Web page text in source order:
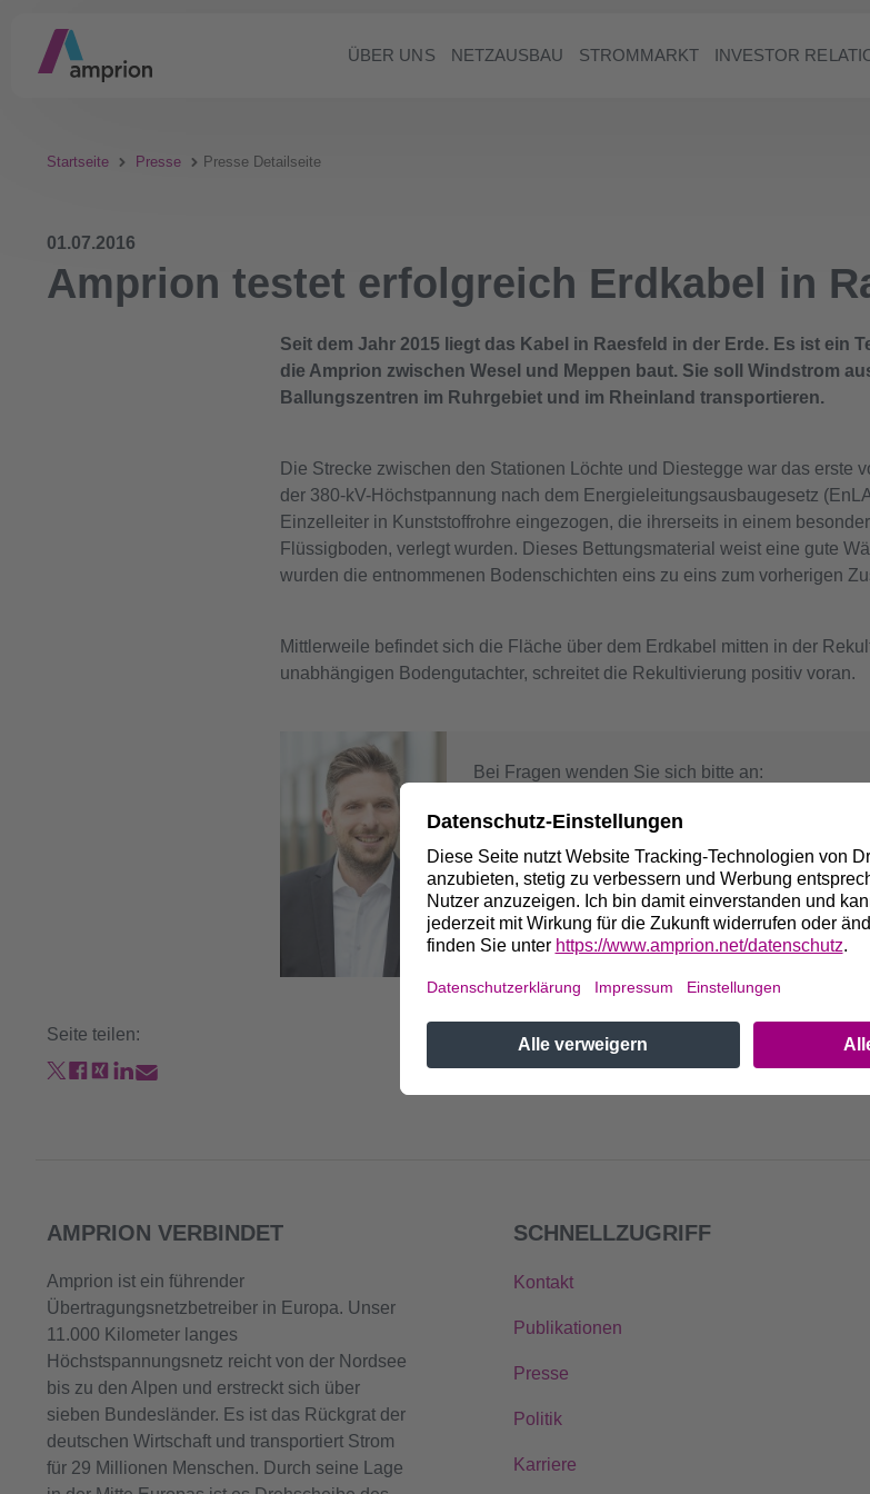
ÜBER UNS NETZAUSBAU STROMMARKT INVESTOR
Startseite Presse Presse Detailseite
01.07.2016
Amprion testet erfolgreich Erdkabel in
Seit dem Jahr 2015 liegt das Kabel in Raesfeld in der Erde. Es ist ein
die Amprion zwischen Wesel und Meppen baut. Sie soll Windstrom
Ballungszentren im Ruhrgebiet und im Rheinland transportieren.
Die Strecke zwischen den Stationen Löchte und Diestegge war das erste
der 380-kV-Höchstpannung nach dem Energieleitungsausbaugesetz
Einzelleiter in Kunststoffrohre eingezogen, die ihrerseits in einem
Flüssigboden, verlegt wurden. Dieses Bettungsmaterial weist eine gute
wurden die entnommenen Bodenschichten eins zu eins zum vorherigen
Mittlerweile befindet sich die Fläche über dem Erdkabel mitten in der
unabhängigen Bodengutachter, schreitet die Rekultivierung positiv voran.
Bei Fragen wenden Sie sich bitte an:
Jonas Knoop
Projektsprecher Hessen
+49 1525 4540968
Jonas.Knoop@amprion.net
Seite teilen:
AMPRION VERBINDET
Amprion ist ein führender
Übertragungsnetzbetreiber in Europa. Unser
11.000 Kilometer langes
Höchstspannungsnetz reicht von der Nordsee
bis zu den Alpen und erstreckt sich über
sieben Bundesländer. Es ist das Rückgrat der
deutschen Wirtschaft und transportiert Strom
für 29 Millionen Menschen. Durch seine Lage
SCHNELLZUGRIFF
Kontakt
Publikationen
Presse
Politik
Karriere